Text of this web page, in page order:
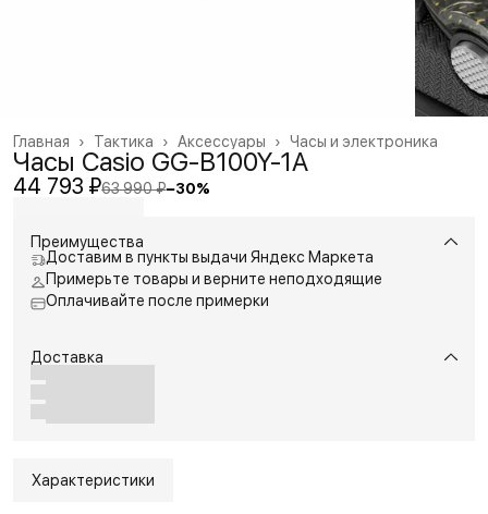
Часы и электроника
Аксессуары ›
Тактика ›
Главная ›
Часы Casio GG-B100Y-1A
44 793 ₽63 990 ₽−30%
Преимущества
Доставим в пункты выдачи Яндекс Маркета
Примерьте товары и верните неподходящие
Оплачивайте после примерки
Доставка
Характеристики